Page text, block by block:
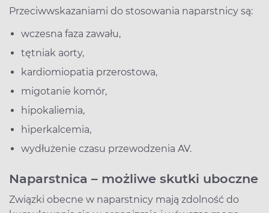
Przeciwwskazaniami do stosowania naparstnicy są:
wczesna faza zawału,
tętniak aorty,
kardiomiopatia przerostowa,
migotanie komór,
hipokaliemia,
hiperkalcemia,
wydłużenie czasu przewodzenia AV.
Naparstnica – możliwe skutki uboczne
Związki obecne w naparstnicy mają zdolność do